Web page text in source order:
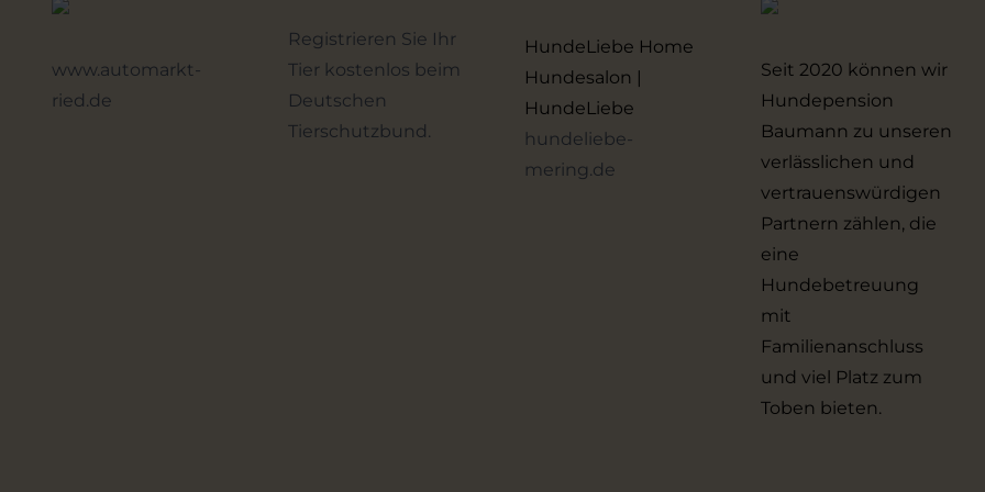
www.automarkt-
ried.de
Registrieren Sie Ihr
Tier kostenlos beim
Deutschen
Tierschutzbund.
HundeLiebe Home
Hundesalon |
HundeLiebe
hundeliebe-
mering.de
Seit 2020 können wir
Hundepension
Baumann zu unseren
verlässlichen und
vertrauenswürdigen
Partnern zählen, die
eine
Hundebetreuung
mit
Familienanschluss
und viel Platz zum
Toben bieten.